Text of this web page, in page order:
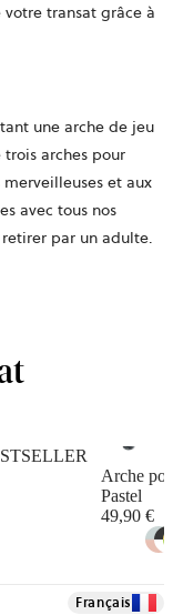
transat grâce à
une arche de jeu
arches pour
et aux
avec tous nos
par un adulte.
Arche
Pastel
49,90 €
Français